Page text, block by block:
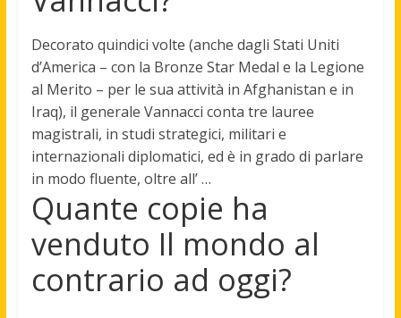
Decorato quindici volte (anche dagli Stati Uniti
d’America – con la Bronze Star Medal e la Legione
al Merito – per le sua attività in Afghanistan e in
Iraq), il generale Vannacci conta tre lauree
magistrali, in studi strategici, militari e
internazionali diplomatici, ed è in grado di parlare
in modo fluente, oltre all’ …
Quante copie ha
venduto Il mondo al
contrario ad oggi?